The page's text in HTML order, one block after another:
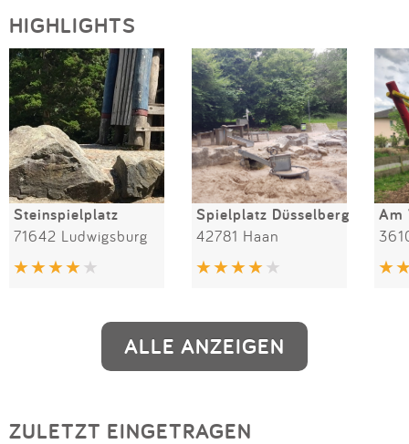
HIGHLIGHTS
Steinspielplatz
71642 Ludwigsburg
Spielplatz Düsselberg
42781 Haan
Am
ALLE ANZEIGEN
ZULETZT EINGETRAGEN